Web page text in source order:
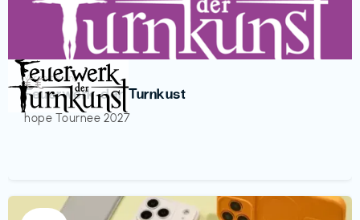
Veranstaltung
Feuerwerk der Turnkust
hope Tournee 2027
€€‎